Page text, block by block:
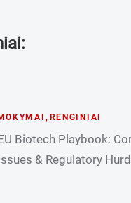
, RENGINIAI
Biotech Playbook:
& Regulatory